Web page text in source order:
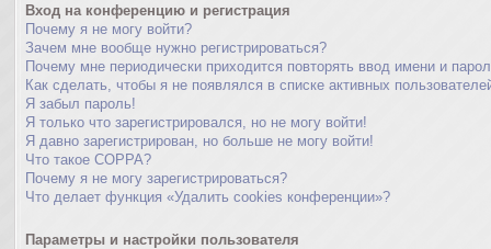
Вход на конференцию и регистрация
Почему я не могу войти?
Зачем мне вообще нужно регистрироваться?
Почему мне периодически приходится повторять ввод имени и
Как сделать, чтобы я не появлялся в списке активных
Я забыл пароль!
Я только что зарегистрировался, но не могу войти!
Я давно зарегистрирован, но больше не могу войти!
Что такое COPPA?
Почему я не могу зарегистрироваться?
Что делает функция «Удалить cookies конференции»?
Параметры и настройки пользователя